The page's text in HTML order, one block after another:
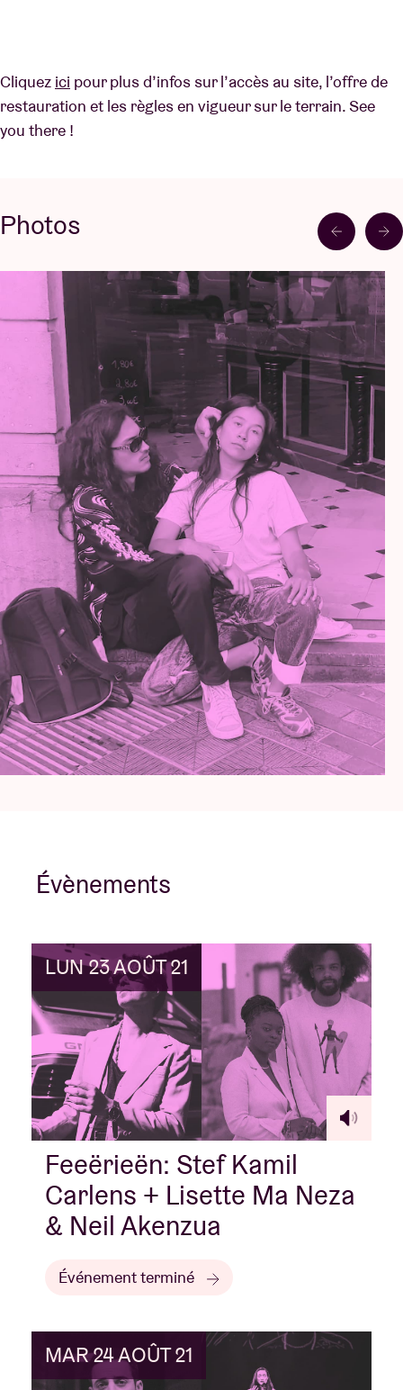
Cliquez ici pour plus d’infos sur l’accès au site, l’offre de
restauration et les règles en vigueur sur le terrain. See
you there !
Photos
Évènements
LUN 23 AOÛT 21
Feeërieën: Stef Kamil
Carlens + Lisette Ma Neza
& Neil Akenzua
Événement terminé
MAR 24 AOÛT 21